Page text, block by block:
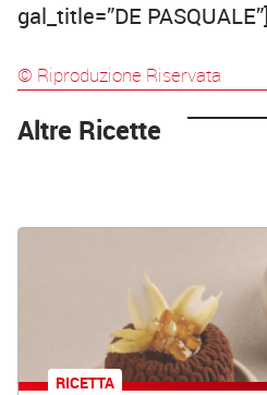
gal_title=”DE PASQUALE”]
© Riproduzione Riservata
Altre Ricette
RICETTA